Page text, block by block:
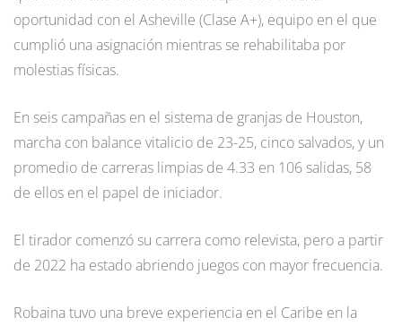
oportunidad con el Asheville (Clase A+), equipo en el que
cumplió una asignación mientras se rehabilitaba por
molestias físicas.
En seis campañas en el sistema de granjas de Houston,
marcha con balance vitalicio de 23-25, cinco salvados, y un
promedio de carreras limpias de 4.33 en 106 salidas, 58
de ellos en el papel de iniciador.
El tirador comenzó su carrera como relevista, pero a partir
de 2022 ha estado abriendo juegos con mayor frecuencia.
Robaina tuvo una breve experiencia en el Caribe en la